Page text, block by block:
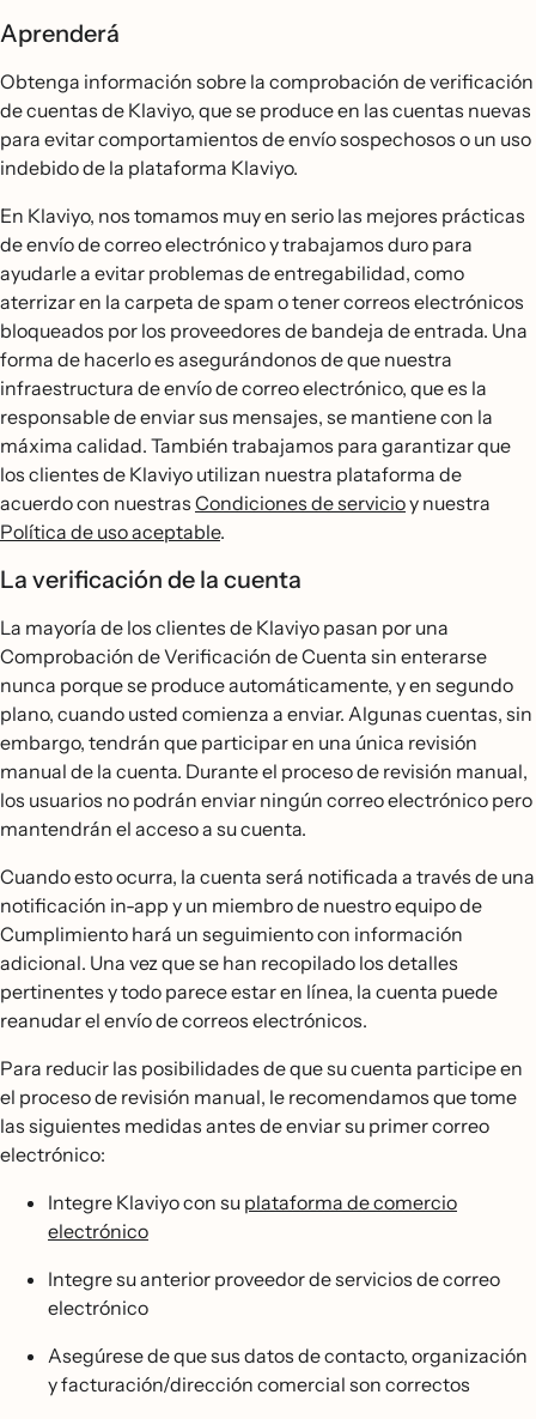
Aprenderá
Obtenga información sobre la comprobación de verificación
de cuentas de Klaviyo, que se produce en las cuentas nuevas
para evitar comportamientos de envío sospechosos o un uso
indebido de la plataforma Klaviyo.
En Klaviyo, nos tomamos muy en serio las mejores prácticas
de envío de correo electrónico y trabajamos duro para
ayudarle a evitar problemas de entregabilidad, como
aterrizar en la carpeta de spam o tener correos electrónicos
bloqueados por los proveedores de bandeja de entrada. Una
forma de hacerlo es asegurándonos de que nuestra
infraestructura de envío de correo electrónico, que es la
responsable de enviar sus mensajes, se mantiene con la
máxima calidad. También trabajamos para garantizar que
los clientes de Klaviyo utilizan nuestra plataforma de
acuerdo con nuestras Condiciones de servicioy nuestra
Política de uso aceptable.
La verificación de la cuenta
La mayoría de los clientes de Klaviyo pasan por una
Comprobación de Verificación de Cuenta sin enterarse
nunca porque se produce automáticamente, y en segundo
plano, cuando usted comienza a enviar. Algunas cuentas, sin
embargo, tendrán que participar en una única revisión
manual de la cuenta. Durante el proceso de revisión manual,
los usuarios no podrán enviar ningún correo electrónico pero
mantendrán el acceso a su cuenta.
Cuando esto ocurra, la cuenta será notificada a través de una
notificación in-app y un miembro de nuestro equipo de
Cumplimiento hará un seguimiento con información
adicional. Una vez que se han recopilado los detalles
pertinentes y todo parece estar en línea, la cuenta puede
reanudar el envío de correos electrónicos.
Para reducir las posibilidades de que su cuenta participe en
el proceso de revisión manual, le recomendamos que tome
las siguientes medidas antes de enviar su primer correo
electrónico:
Integre Klaviyo con su plataforma de comercio
electrónico
Integre su anterior proveedor de servicios de correo
electrónico
Asegúrese de que sus datos de contacto, organización
y facturación/dirección comercial son correctos